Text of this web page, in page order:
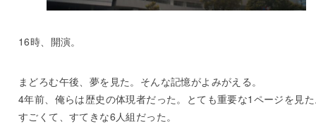
16時、開演。
まどろむ午後、夢を見た。そんな記憶がよみがえる。
4年前、俺らは歴史の体現者だった。とても重要な1ページを見
すごくて、すてきな6人組だった。